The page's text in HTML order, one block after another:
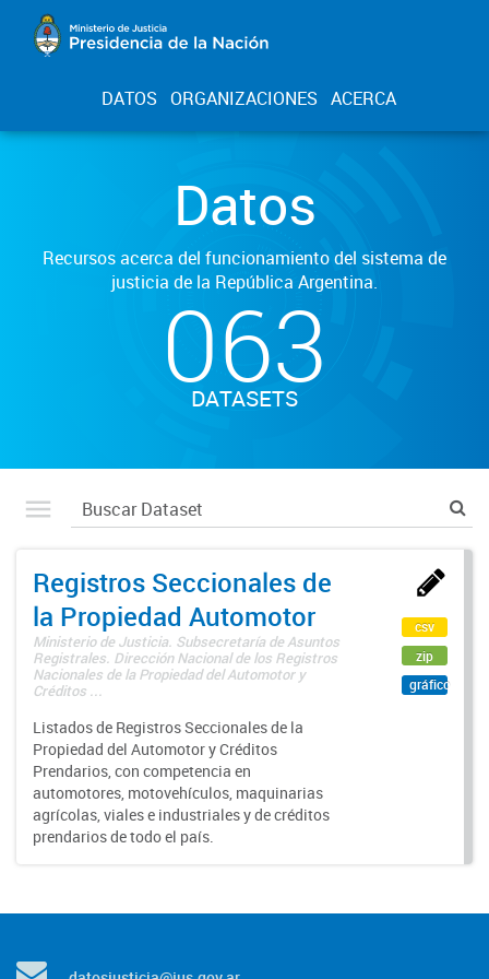
DATOS ORGANIZACIONES ACERCA
Datos
Recursos acerca del funcionamiento del sistema de
justicia de la República Argentina.
063
DATASETS
Registros Seccionales de
la Propiedad Automotor
Ministerio de Justicia. Subsecretaría de Asuntos
Registrales. Dirección Nacional de los Registros
Nacionales de la Propiedad del Automotor y
Créditos ...
Listados de Registros Seccionales de la
Propiedad del Automotor y Créditos
Prendarios, con competencia en
automotores, motovehículos, maquinarias
agrícolas, viales e industriales y de créditos
prendarios de todo el país.
csv
zip
gráfico